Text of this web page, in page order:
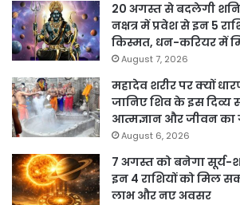
20 अगस्त से बदलेगी
नक्षत्र में प्रवेश से इन 5
किस्मत, धन-करियर में
August 7, 2026
महादेव शरीर पर क्यों
जानिए शिव के इस दिव्य
आत्मज्ञान और जीवन का
August 6, 2026
7 अगस्त को बनेगा
इन 4 राशियों को मिल
लाभ और नए अवसर